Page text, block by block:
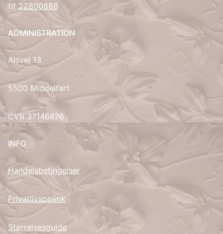
tlf22800888
ADMINISTRATION
Alsvej 13
5500 Middelfart
CVR 37146676
INFO
Handelsbetingelser
Privatlivspolitik
Størrelsesguide